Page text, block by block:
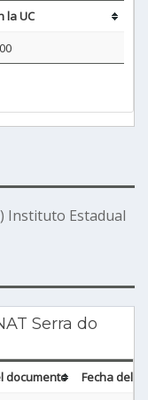
la UC
Instituto Estadual
Serra do
documento
Fecha del